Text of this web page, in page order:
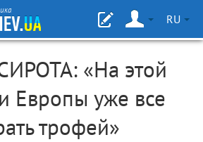
RU
«На этой
Европы уже все
трофей»